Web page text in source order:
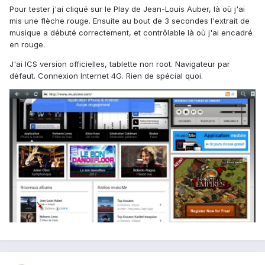
Pour tester j'ai cliqué sur le Play de Jean-Louis Auber, là où j'ai
mis une flèche rouge. Ensuite au bout de 3 secondes l'extrait de
musique a débuté correctement, et contrôlable là où j'ai encadré
en rouge.
J'ai ICS version officielles, tablette non root. Navigateur par
défaut. Connexion Internet 4G. Rien de spécial quoi.